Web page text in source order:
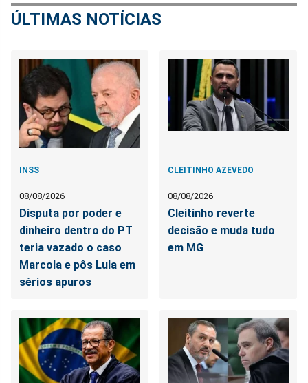
ÚLTIMAS NOTÍCIAS
INSS
08/08/2026
Disputa por poder e
dinheiro dentro do PT
teria vazado o caso
Marcola e pôs Lula em
sérios apuros
CLEITINHO AZEVEDO
08/08/2026
Cleitinho reverte
decisão e muda tudo
em MG